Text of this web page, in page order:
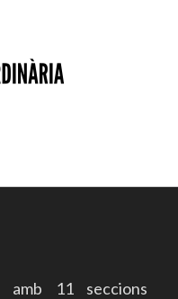
amb 11 seccions